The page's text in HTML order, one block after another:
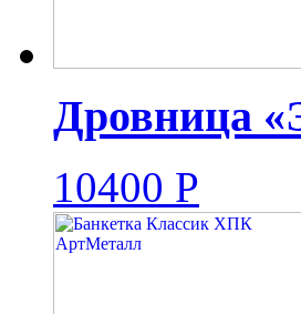
Дровница
10400 Р